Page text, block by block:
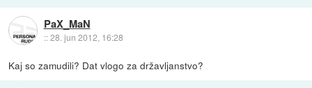
PaX_MaN
::28. jun 2012, 16:28
Kaj so zamudili? Dat vlogo za državljanstvo?